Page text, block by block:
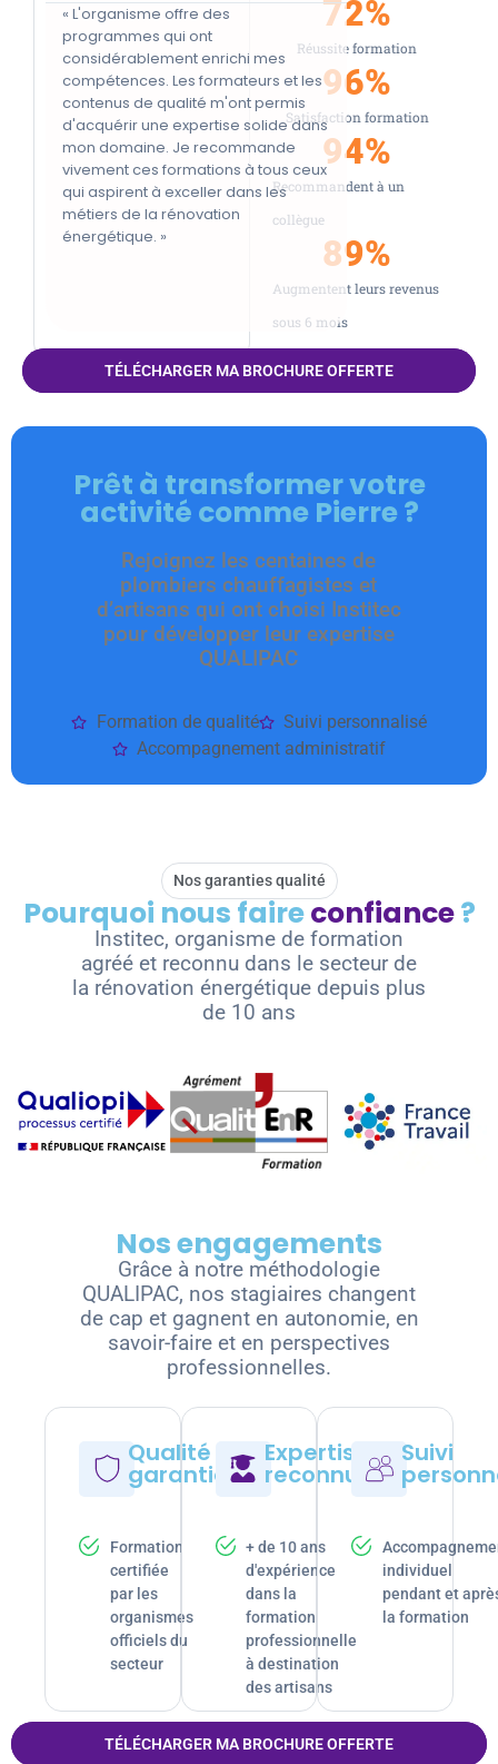
« L'organisme offre des
programmes qui ont
considérablement enrichi mes
compétences. Les formateurs et les
contenus de qualité m'ont permis
d'acquérir une expertise solide dans
mon domaine. Je recommande
vivement ces formations à tous ceux
qui aspirent à exceller dans les
métiers de la rénovation
énergétique. »
« Formation très
numérique,
stagiaire et un
Réussite formation
72%
Satisfaction formation
96%
Recommandent à un
collègue
94%
Augmentent leurs revenus
sous 6 mois
89%
TÉLÉCHARGER MA BROCHURE OFFERTE
Prêt à transformer votre
activité comme Pierre ?
Rejoignez les centaines de
plombiers chauffagistes et
d’artisans qui ont choisi Institec
pour développer leur expertise
QUALIPAC
Formation de qualité
Suivi personnalisé
Accompagnement administratif
Nos garanties qualité
Pourquoi nous faireconfiance?
Institec, organisme de formation
agréé et reconnu dans le secteur de
la rénovation énergétique depuis plus
de 10 ans
Nos engagements
Grâce à notre méthodologie
QUALIPAC, nos stagiaires changent
de cap et gagnent en autonomie, en
savoir-faire et en perspectives
professionnelles.
Qualité
garantie
Formation
certifiée
par les
organismes
officiels du
secteur
Expertise
reconnue
+ de 10 ans
d'expérience
dans la
formation
professionnelle
à destination
des artisans
Suivi
individuel
pendant et
la formation
TÉLÉCHARGER MA BROCHURE OFFERTE